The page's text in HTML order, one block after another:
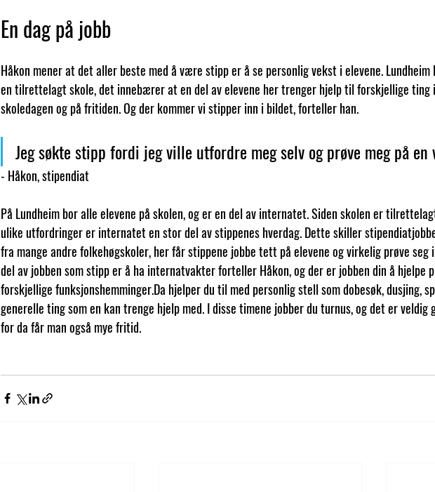
En dag på jobb
Håkon mener at det aller beste med å være stipp er å se personlig vekst i elevene. Lundheim
en tilrettelagt skole, det innebærer at en del av elevene her trenger hjelp til forskjellige ting
skoledagen og på fritiden. Og der kommer vi stipper inn i bildet, forteller han.
Jeg søkte stipp fordi jeg ville utfordre meg selv og prøve meg på
- Håkon, stipendiat
På Lundheim bor alle elevene på skolen, og er en del av internatet. Siden skolen er
ulike utfordringer er internatet en stor del av stippenes hverdag. Dette skiller
fra mange andre folkehøgskoler, her får stippene jobbe tett på elevene og virkelig prøve seg
del av jobben som stipp er å ha internatvakter forteller Håkon, og der er jobben din å hjelpe
forskjellige funksjonshemminger.Da hjelper du til med personlig stell som dobesøk, dusjing,
generelle ting som en kan trenge hjelp med. I disse timene jobber du turnus, og det er veldig
for da får man også mye fritid.